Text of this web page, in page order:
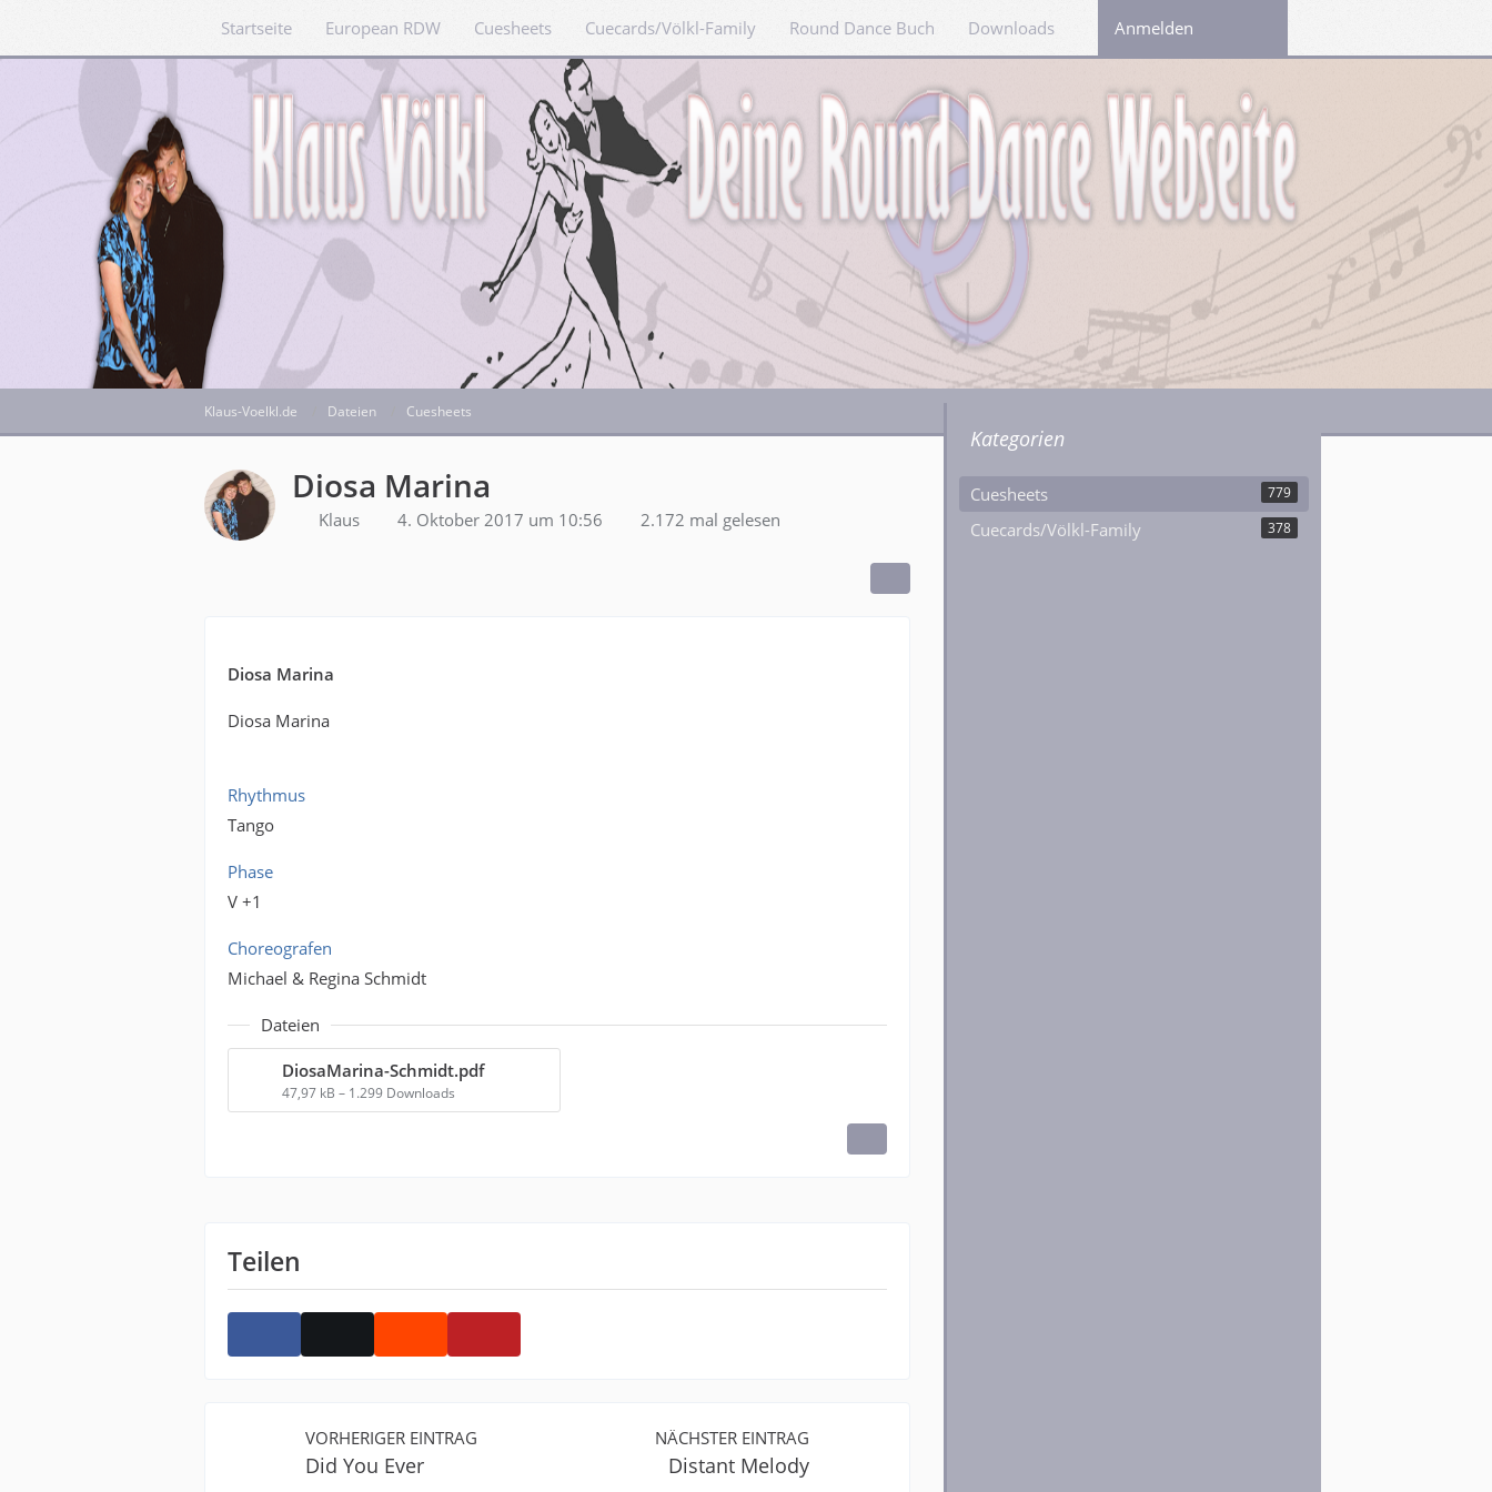
Startseite European RDW Cuesheets Cuecards/Völkl-Family Round Dance Buch Downloads LinksAnmelden
Klaus-Voelkl.de Dateien Cuesheets
Diosa Marina
Klaus 4. Oktober 2017 um 10:56 2.172 mal gelesen
Diosa Marina
Diosa Marina
Rhythmus
Tango
Phase
V +1
Choreografen
Michael & Regina Schmidt
Dateien
DiosaMarina-Schmidt.pdf
47,97 kB – 1.299 Downloads
Teilen
VORHERIGER EINTRAG
Did You Ever
NÄCHSTER EINTRAG
Distant Melody
Kategorien
Cuesheets 779
Cuecards/Völkl-Family 378